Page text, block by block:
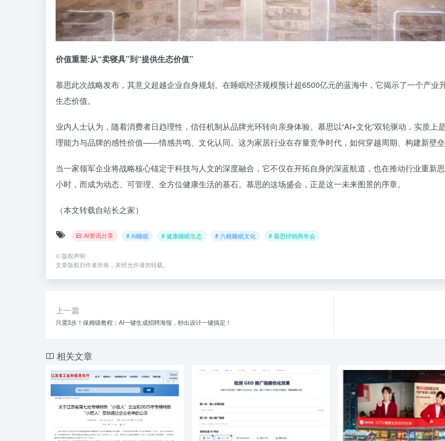
价值重塑:从“卖寝具”到“提供生态价值”
慕思此次战略发布，其意义超越企业自身规划。在睡眠经济规模预计超6500亿元的蓝海中，它揭示了一个产业
生态价值。
业内人士认为，随着消费者日趋理性，信任机制从品牌光环转向亲身体验。慕思以“AI+文化”双轮驱动，实质
理能力与品牌的感性价值——情感共鸣、文化认同。这为家居行业在存量竞争时代，如何穿越周期、构建新壁
当一家领军企业将战略核心锚定于科技与人文的深度融合，它不仅在开拓自身的深蓝航道，也在推动行业重
小时，而成为动态、可管理、全方位健康生活的基石。慕思的这场盛会，正是这一未来图景的序章。
（本文转载自站长之家）
AI资讯分享 # AI睡眠 # 健康睡眠生态 # 六根睡眠文化 # 慕思经销商年会
© 版权声明
文章版权归作者所有，未经允许请勿转载。
上一篇
只需3步！保姆级教程：AI一键生成招聘海报，秒出设计一键搞定！
相关文章